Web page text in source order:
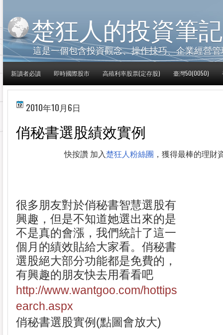
楚狂人的投資筆記
這是一個包含投資觀念、操作技巧、企業經營
新讀者必讀 即時國際股市 高殖利率股票(定存股) 臺灣50(0050)
2010年10月6日
俏秘書選股績效實例
快按讚 加入楚狂人粉絲團 ，獲得最棒的理財
很多朋友對於俏秘書智慧選股有
興趣，但是不知道她選出來的是
不是真的會漲，我們統計了這一
個月的績效貼給大家看。俏秘書
選股絕大部分功能都是免費的，
有興趣的朋友快去用看看吧
http://www.wantgoo.com/hottips
earch.aspx
俏秘書選股實例(點圖會放大)